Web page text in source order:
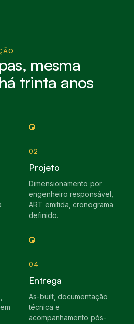
mesma
trinta anos
02
Projeto
Dimensionamento por
engenheiro responsável,
ART emitida, cronograma
definido.
04
Entrega
As-built, documentação
técnica e
acompanhamento pós-